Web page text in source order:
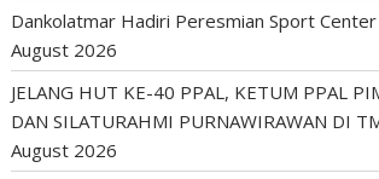
Dankolatmar Hadiri Peresmian Sport
August 2026
JELANG HUT KE-40 PPAL, KETUM PPAL
DAN SILATURAHMI PURNAWIRAWAN DI
August 2026